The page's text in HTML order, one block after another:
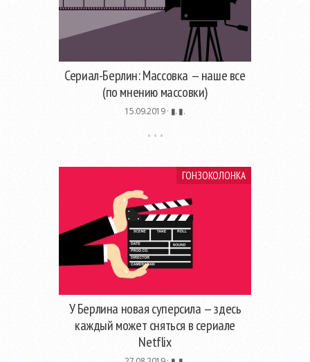
Сериал-Берлин: Массовка — наше все
(по мнению массовки)
15.09.2019 · ▮. ▮.
ГОНЗОКОЛОНКА
У Берлина новая суперсила — здесь
каждый может сняться в сериале
Netflix